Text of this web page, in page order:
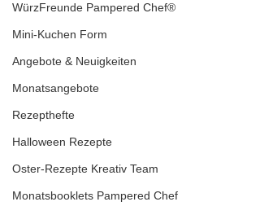
WürzFreunde Pampered Chef®
Mini-Kuchen Form
Angebote & Neuigkeiten
Monatsangebote
Rezepthefte
Halloween Rezepte
Oster-Rezepte Kreativ Team
Monatsbooklets Pampered Chef